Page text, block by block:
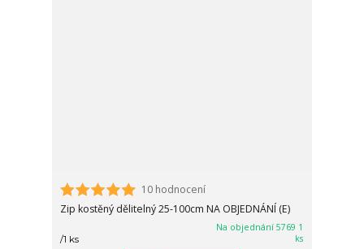
10 hodnocení
Zip kostěný dělitelný 25-100cm NA OBJEDNÁNÍ (E)
/1 ks
Na objednání 5769 1
ks